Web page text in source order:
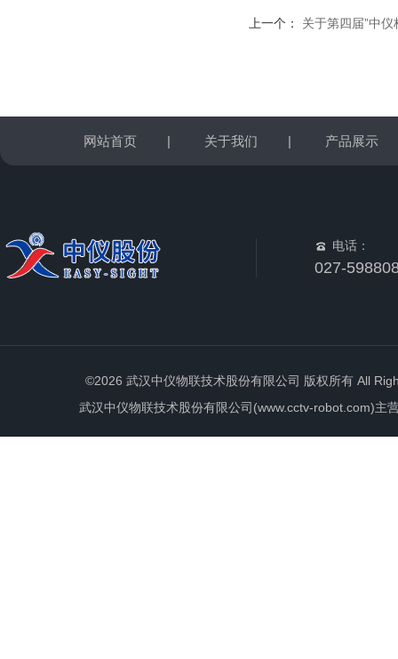
上一个： 关于第四届”中仪
网站首页 | 关于我们 | 产品展示
电话：
027-
©2026 武汉中仪物联技术股份有限公司 版权所有 All
武汉中仪物联技术股份有限公司(www.cctv-robot.com)主